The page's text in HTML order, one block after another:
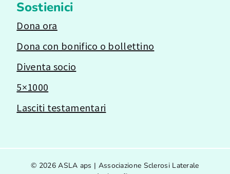
Sostienici
Dona ora
Dona con bonifico o bollettino
Diventa socio
5×1000
Lasciti testamentari
© 2026 ASLA aps | Associazione Sclerosi Laterale